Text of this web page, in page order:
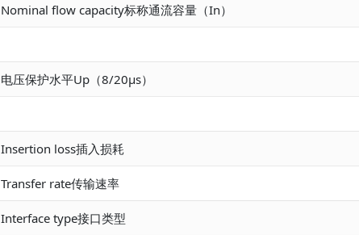
Nominal flow capacity标称通流容量（In）
电压保护水平Up（8/20μs）
Insertion loss插入损耗
Transfer rate传输速率
Interface type接口类型